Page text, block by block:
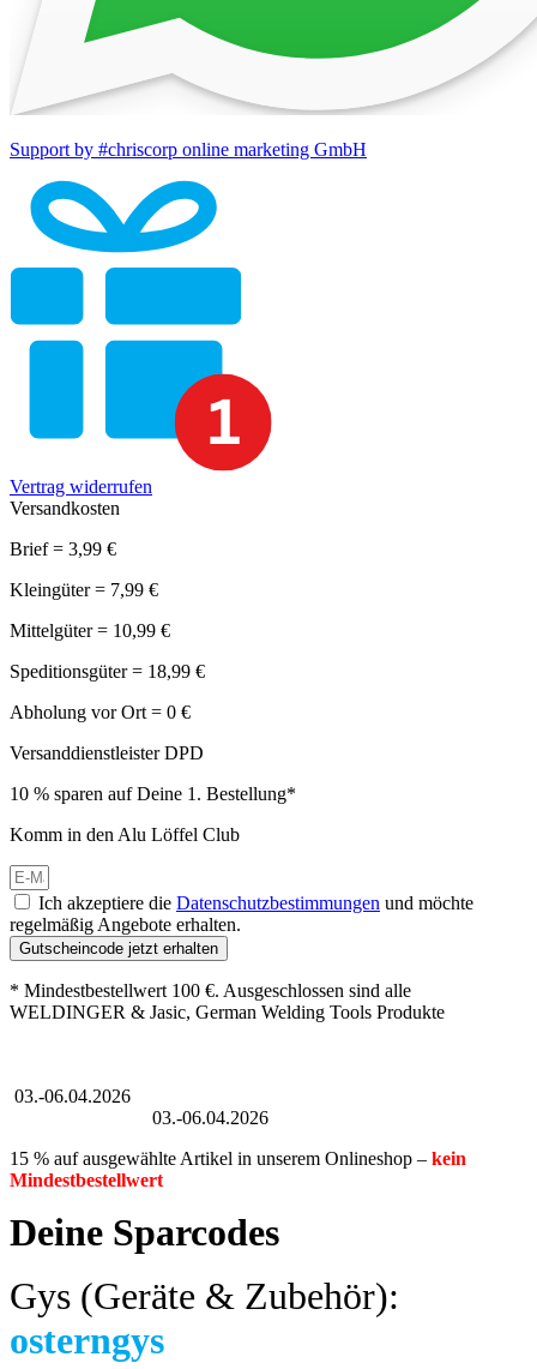
Support by #chriscorp online marketing GmbH
Vertrag widerrufen
Versandkosten
Brief = 3,99 €
Kleingüter = 7,99 €
Mittelgüter = 10,99 €
Speditionsgüter = 18,99 €
Abholung vor Ort = 0 €
Versanddienstleister DPD
10 % sparen auf Deine 1. Bestellung*
Komm in den Alu Löffel Club
Ich akzeptiere die Datenschutzbestimmungen und möchte
regelmäßig Angebote erhalten.
Gutscheincode jetzt erhalten
* Mindestbestellwert 100 €. Ausgeschlossen sind alle
WELDINGER & Jasic, German Welding Tools Produkte
03.-06.04.2026
03.-06.04.2026
15 % auf ausgewählte Artikel in unserem Onlineshop – kein
Mindestbestellwert
Deine Sparcodes
Gys (Geräte & Zubehör):
osterngys